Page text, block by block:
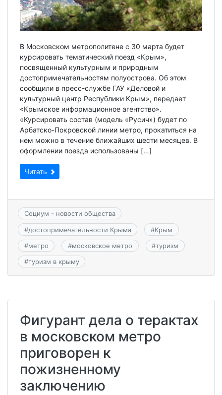
В Московском метрополитене с 30 марта будет
курсировать тематический поезд «Крым»,
посвященный культурным и природным
достопримечательностям полуострова. Об этом
сообщили в пресс-службе ГАУ «Деловой и
культурный центр Республики Крым», передает
«Крымское информационное агентство».
«Курсировать состав (модель «Русич») будет по
Арбатско-Покровской линии метро, прокатиться на
нем можно в течение ближайших шести месяцев. В
оформлении поезда использованы […]
Читать
Социум - новости общества
#достопримечательности Крыма #Крым
#метро #московское метро #туризм
#туризм в крыму
Фигурант дела о терактах
в московском метро
приговорен к
пожизненному
заключению